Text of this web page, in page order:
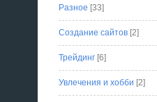
Разное [33]
Создание сайтов[2]
Трейдинг[6]
Увлечения и хобби [2]